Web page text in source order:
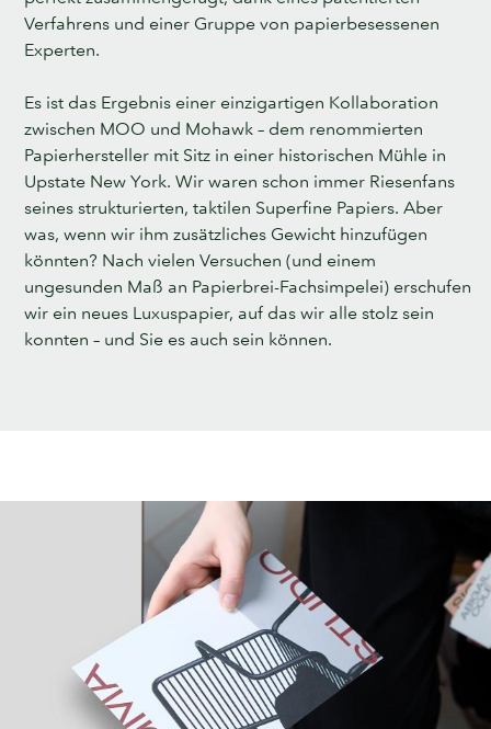
Verfahrens und einer Gruppe von papierbesessenen
Experten.
Es ist das Ergebnis einer einzigartigen Kollaboration
zwischen MOO und Mohawk – dem renommierten
Papierhersteller mit Sitz in einer historischen Mühle in
Upstate New York. Wir waren schon immer Riesenfans
seines strukturierten, taktilen Superfine Papiers. Aber
was, wenn wir ihm zusätzliches Gewicht hinzufügen
könnten? Nach vielen Versuchen (und einem
ungesunden Maß an Papierbrei-Fachsimpelei) erschufen
wir ein neues Luxuspapier, auf das wir alle stolz sein
konnten – und Sie es auch sein können.